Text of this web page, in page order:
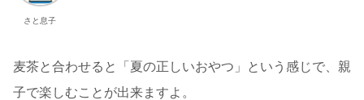
さと息子
麦茶と合わせると「夏の正しいおやつ」という感じで、親
子で楽しむことが出来ますよ。